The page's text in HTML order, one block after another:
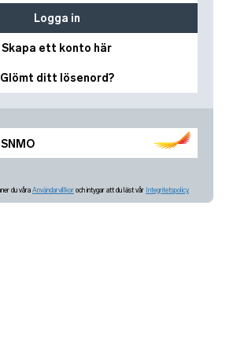
Skapa ett konto här
Glömt ditt lösenord?
Logga in
du våra Användarvillkor och intygar att du läst vår Integritetspolicy.